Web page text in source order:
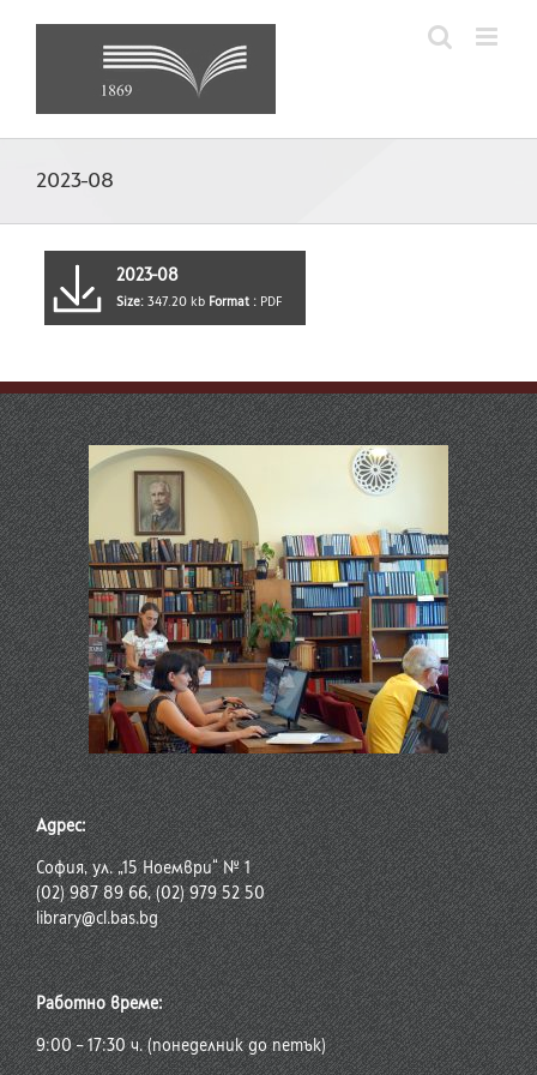
2023-08
2023-08
Size: 347.20 kb Format : PDF
Адрес:
София, ул. „15 Ноември“ № 1
(02) 987 89 66, (02) 979 52 50
library@cl.bas.bg
Работно време:
9:00 – 17:30 ч. (понеделник до петък)